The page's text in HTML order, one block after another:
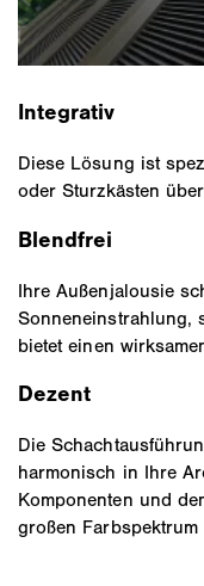
Integrativ
Diese Lösung ist
oder Sturzkästen
Blendfrei
Ihre Außenjalousie
Sonneneinstrahlung,
bietet einen
Dezent
Die
harmonisch in Ihre
Komponenten und
großen Farbspektrum